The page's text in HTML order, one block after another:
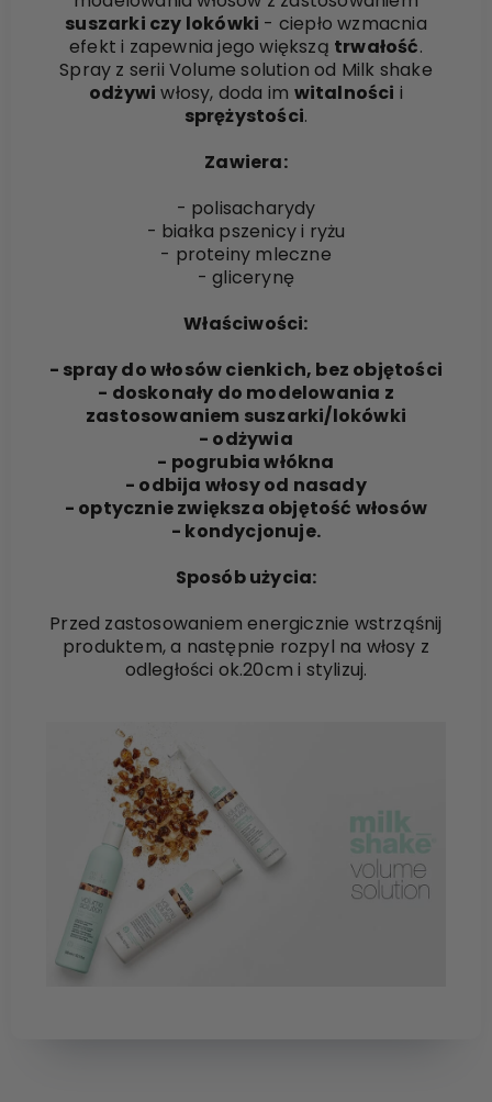
suszarki czy lokówki - ciepło wzmacnia
efekt i zapewnia jego większą trwałość.
Spray z serii Volume solution od Milk shake
odżywi włosy, doda im witalności i
sprężystości.
Zawiera:
- polisacharydy
- białka pszenicy i ryżu
- proteiny mleczne
- glicerynę
Właściwości:
- spray do włosów cienkich, bez objętości
- doskonały do modelowania z
zastosowaniem suszarki/lokówki
- odżywia
- pogrubia włókna
- odbija włosy od nasady
- optycznie zwiększa objętość włosów
- kondycjonuje.
Sposób użycia:
Przed zastosowaniem energicznie wstrząśnij
produktem, a następnie rozpyl na włosy z
odległości ok.20cm i stylizuj.